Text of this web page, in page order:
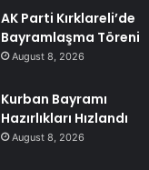
AK Parti Kırklareli’de
Bayramlaşma Töreni
August 8, 2026
Kurban Bayramı
Hazırlıkları Hızlandı
August 8, 2026